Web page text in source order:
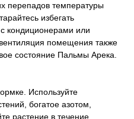
перепадов температуры
избегать
кондиционерами или
помещения также
состояние Пальмы Арека.
Используйте
богатое азотом,
растение в течение